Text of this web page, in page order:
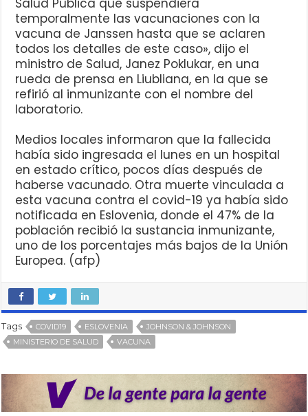
Salud Pública que suspendiera
temporalmente las vacunaciones con la
vacuna de Janssen hasta que se aclaren
todos los detalles de este caso», dijo el
ministro de Salud, Janez Poklukar, en una
rueda de prensa en Liubliana, en la que se
refirió al inmunizante con el nombre del
laboratorio.
Medios locales informaron que la fallecida
había sido ingresada el lunes en un hospital
en estado crítico, pocos días después de
haberse vacunado. Otra muerte vinculada a
esta vacuna contra el covid-19 ya había sido
notificada en Eslovenia, donde el 47% de la
población recibió la sustancia inmunizante,
uno de los porcentajes más bajos de la Unión
Europea. (afp)
Tags COVID19 ESLOVENIA
JOHNSON & JOHNSON
MINISTERIO DE SALUD
VACUNA